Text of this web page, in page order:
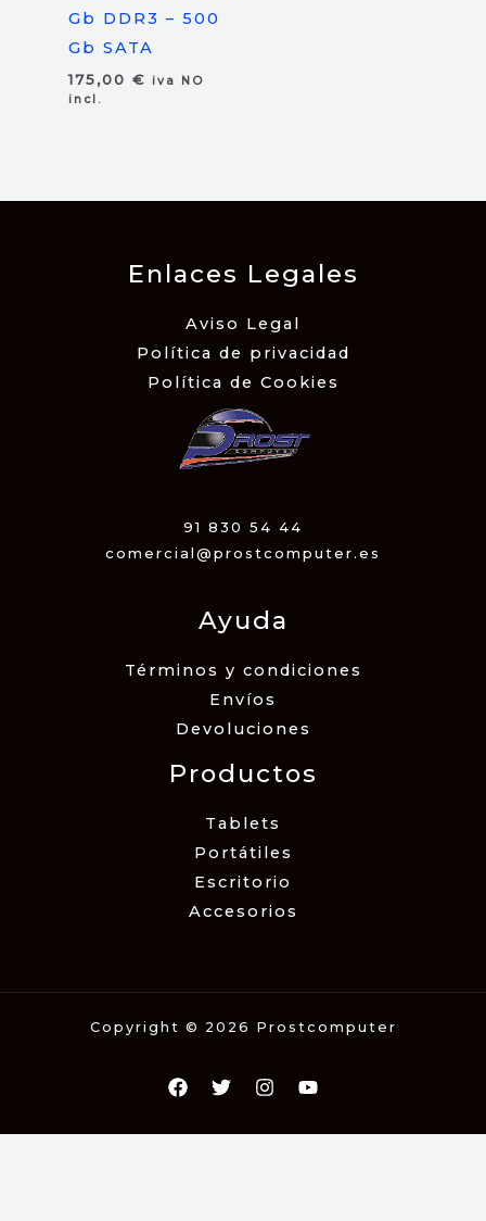
Gb DDR3 – 500
Gb SATA
175,00 €
iva NO
incl.
Enlaces Legales
Aviso Legal
Política de privacidad
Política de Cookies
91 830 54 44
comercial@prostcomputer.es
Ayuda
Términos y condiciones
Envíos
Devoluciones
Productos
Tablets
Portátiles
Escritorio
Accesorios
Copyright © 2026 Prostcomputer